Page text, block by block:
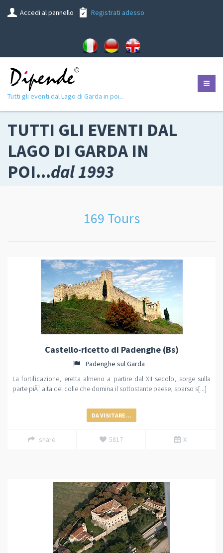
Accedi al pannello Registrati adesso
Tutti gli eventi dal Lago di Garda in poi...
TUTTI GLI EVENTI DAL
LAGO DI GARDA IN
POI...dal 1993
169 Tours
Castello-ricetto di Padenghe (Bs)
Padenghe sul Garda
La fortificazione, eretta almeno a partire dal XII secolo, sorge sulla
parte piÃ¹ alta del colle che domina il sottostante paese, sparso s[...]
DA VISITARE...
share 5817 X